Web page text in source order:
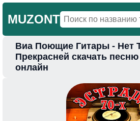
MUZONT
Главная
Новинки
Виа Поющие Гитары - Нет
Прекрасней скачать
онлайн